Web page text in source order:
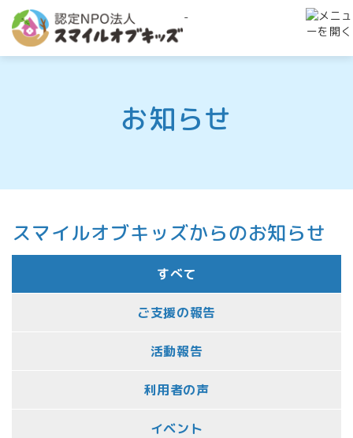
-
お知らせ
スマイルオブキッズからのお知らせ
すべて
ご支援の報告
活動報告
利用者の声
イベント